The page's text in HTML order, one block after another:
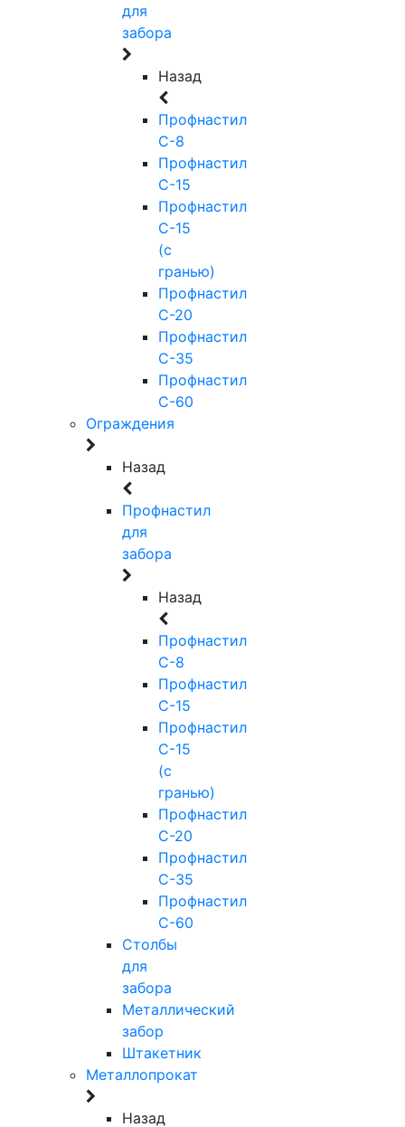
для
забора
Назад
Профнастил
С-8
Профнастил
С-15
Профнастил
С-15
(с
гранью)
Профнастил
С-20
Профнастил
С-35
Профнастил
С-60
Ограждения
Назад
Профнастил
для
забора
Назад
Профнастил
С-8
Профнастил
С-15
Профнастил
С-15
(с
гранью)
Профнастил
С-20
Профнастил
С-35
Профнастил
С-60
Столбы
для
забора
Металлический
забор
Штакетник
Металлопрокат
Назад